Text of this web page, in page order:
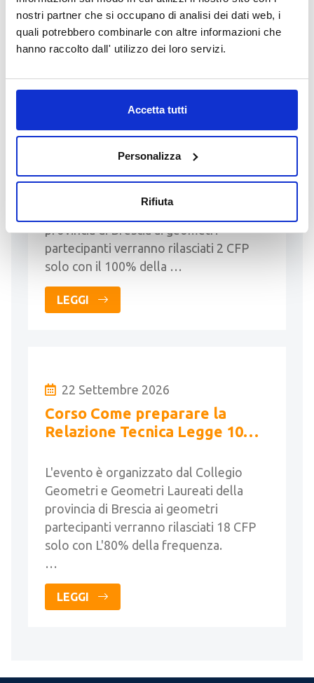
nostri partner che si occupano di analisi dei dati web, i
quali potrebbero combinarle con altre informazioni che
hanno raccolto dall' utilizzo dei loro servizi.
Accetta tutti
Personalizza
Rifiuta
LEGGI
08 Ottobre 2026
Corso Deontologico
l’ordinamento e il codice di
deontologia professionale dei
provincia di Brescia ai geometri
partecipanti verranno rilasciati 2 CFP
solo con il 100% della …
LEGGI
22 Settembre 2026
Corso Come preparare la
Relazione Tecnica Legge 10
L'evento è organizzato dal Collegio
Geometri e Geometri Laureati della
provincia di Brescia ai geometri
partecipanti verranno rilasciati 18 CFP
solo con L'80% della frequenza.
…
LEGGI